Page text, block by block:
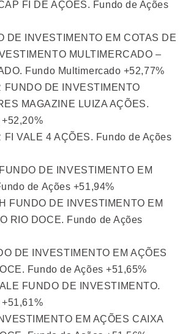
FI DE AÇÕES. Fundo de Ações
DE INVESTIMENTO EM COTAS DE
MULTIMERCADO –
Fundo Multimercado +52,77%
FUNDO DE INVESTIMENTO
MAGAZINE LUIZA AÇÕES.
FI VALE 4 AÇÕES. Fundo de Ações
DE INVESTIMENTO EM
de Ações +51,94%
FUNDO DE INVESTIMENTO EM
RIO DOCE. Fundo de Ações
DE INVESTIMENTO EM AÇÕES
Fundo de Ações +51,65%
FUNDO DE INVESTIMENTO.
EM AÇÕES CAIXA